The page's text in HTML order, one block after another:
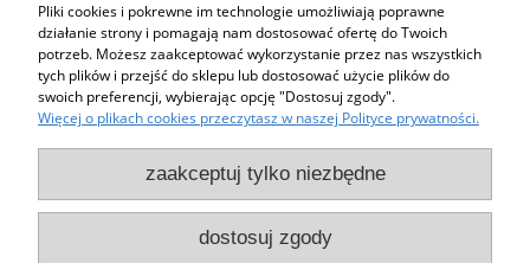
Szczegółowe informacje w Polityce prywatności.
PODANE CENY NA STRONIE DOTYCZĄ WYŁĄCZNIE ZAKUPÓW ZA
POŚREDNICTWEM STRONY shop.tvsat.com.pl !
Using the storemeansconsent to the useof cookies.For details,
see ourPrivacy Policy.
THE PRICES ON THE SITE APPLY ONLY TO PURCHASING THROUGH
THE SITE shop.tvsat.com.pl !
Copyright © TV SAT ELECTRONIC 1984-2022, All Rights
Reserved
Wszelkie prawa zastrzeżone, kopiowanie całości lub fragmentów -
Pliki cookies i pokrewne im technologie umożliwiają poprawne
działanie strony i pomagają nam dostosować ofertę do Twoich
potrzeb. Możesz zaakceptować wykorzystanie przez nas wszystkich
tych plików i przejść do sklepu lub dostosować użycie plików do
swoich preferencji, wybierając opcję "Dostosuj zgody".
Więcej o plikach cookies przeczytasz w naszej Polityce prywatności.
zaakceptuj tylko niezbędne
dostosuj zgody
Od 06.08.2026 Do 21.08.2026
przebywamy //na urlopie.
Wyślemy twoją paczkę po